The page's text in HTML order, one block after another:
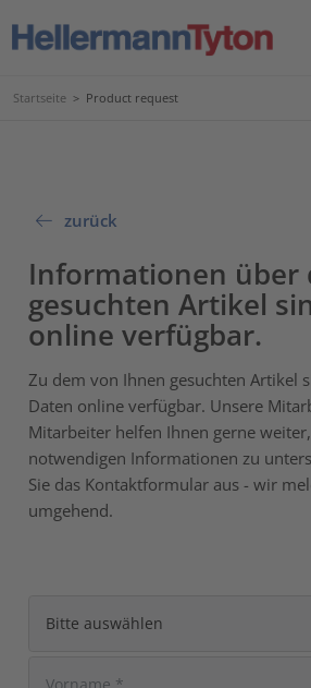
Startseite > Product request
zurück
Informationen über
gesuchten Artikel
online verfügbar.
Zu dem von Ihnen gesuchten Artikel
Daten online verfügbar. Unsere
Mitarbeiter helfen Ihnen gerne
notwendigen Informationen zu
Sie das Kontaktformular aus - wir
umgehend.